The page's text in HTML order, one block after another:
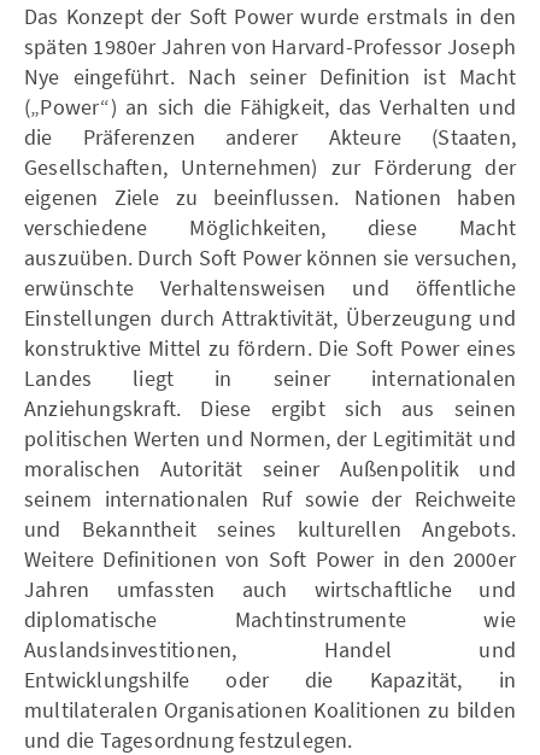
Das Konzept der Soft Power wurde erstmals in den
späten 1980er Jahren von Harvard-Professor Joseph
Nye eingeführt. Nach seiner Definition ist Macht
(„Power“) an sich die Fähigkeit, das Verhalten und
die Präferenzen anderer Akteure (Staaten,
Gesellschaften, Unternehmen) zur Förderung der
eigenen Ziele zu beeinflussen. Nationen haben
verschiedene Möglichkeiten, diese Macht
auszuüben. Durch Soft Power können sie versuchen,
erwünschte Verhaltensweisen und öffentliche
Einstellungen durch Attraktivität, Überzeugung und
konstruktive Mittel zu fördern. Die Soft Power eines
Landes liegt in seiner internationalen
Anziehungskraft. Diese ergibt sich aus seinen
politischen Werten und Normen, der Legitimität und
moralischen Autorität seiner Außenpolitik und
seinem internationalen Ruf sowie der Reichweite
und Bekanntheit seines kulturellen Angebots.
Weitere Definitionen von Soft Power in den 2000er
Jahren umfassten auch wirtschaftliche und
diplomatische Machtinstrumente wie
Auslandsinvestitionen, Handel und
Entwicklungshilfe oder die Kapazität, in
multilateralen Organisationen Koalitionen zu bilden
und die Tagesordnung festzulegen.